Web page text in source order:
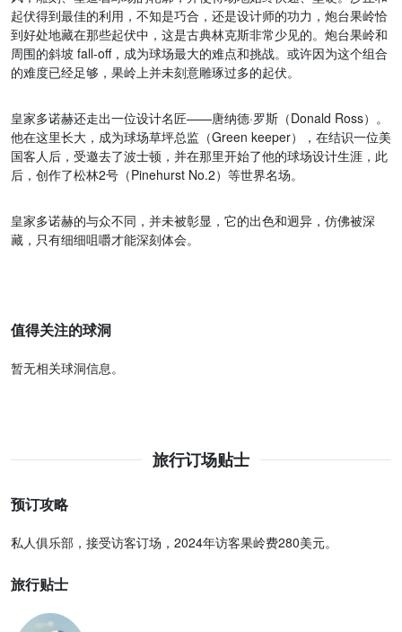
起伏得到最佳的利用，不知是巧合，还是设计师的功力，炮台果岭恰
到好处地藏在那些起伏中，这是古典林克斯非常少见的。炮台果岭和
周围的斜坡 fall-off，成为球场最大的难点和挑战。或许因为这个组合
的难度已经足够，果岭上并未刻意雕琢过多的起伏。
皇家多诺赫还走出一位设计名匠——唐纳德·罗斯（Donald Ross）。
他在这里长大，成为球场草坪总监（Green keeper），在结识一位美
国客人后，受邀去了波士顿，并在那里开始了他的球场设计生涯，此
后，创作了松林2号（Pinehurst No.2）等世界名场。
皇家多诺赫的与众不同，并未被彰显，它的出色和迥异，仿佛被深
藏，只有细细咀嚼才能深刻体会。
值得关注的球洞
暂无相关球洞信息。
旅行订场贴士
预订攻略
私人俱乐部，接受访客订场，2024年访客果岭费280美元。
旅行贴士